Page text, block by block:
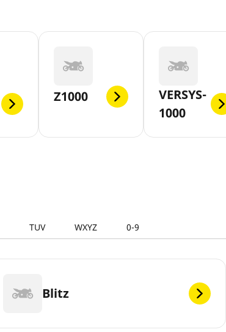
Z1000
VERSYS-
1000
TUV WXYZ 0-9
Blitz